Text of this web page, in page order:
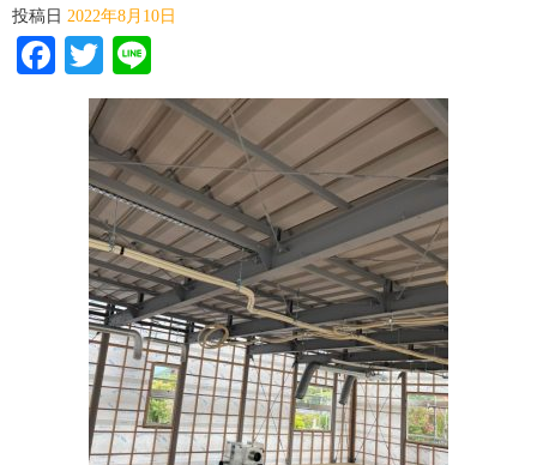
投稿日 2022年8月10日
Facebook
Twitter